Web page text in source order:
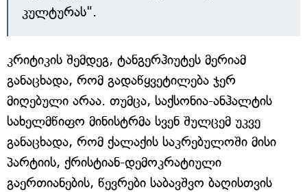
კულტურას".
კრიტიკის შემდეგ, ტანგერჰიუტეს მერიამ
განაცხადა, რომ გადაწყვეტილება ჯერ
მიღებული არაა. თუმცა, საქსონია-ანჰალტის
სახელმწიფო მინისტრმა სვენ შულცემ უკვე
განაცხადა, რომ ქალაქის საკრებულოში მისი
პარტიის, ქრისტიან-დემოკრატიული
გაერთიანების, წევრები საბავშვო ბაღისთვის